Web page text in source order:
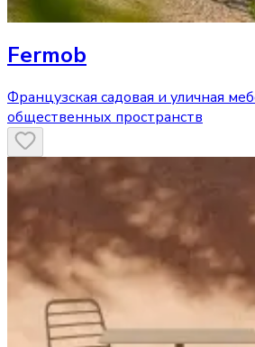
Fermob
Французская садовая и уличная
общественных пространств